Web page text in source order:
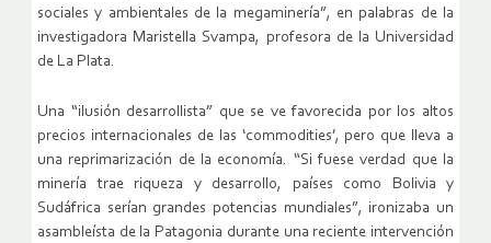
sociales y ambientales de la megaminería”, en palabras de la
investigadora Maristella Svampa, profesora de la Universidad
de La Plata.
Una “ilusión desarrollista” que se ve favorecida por los altos
precios internacionales de las ‘commodities’, pero que lleva a
una reprimarización de la economía. “Si fuese verdad que la
minería trae riqueza y desarrollo, países como Bolivia y
Sudáfrica serían grandes potencias mundiales”, ironizaba un
asambleísta de la Patagonia durante una reciente intervención